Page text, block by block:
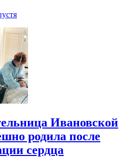
Ивановской
родила после
сердца